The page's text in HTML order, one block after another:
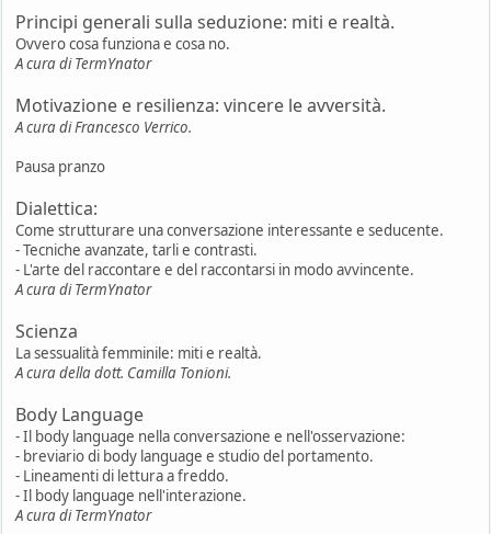
Principi generali sulla seduzione: miti e realtà.
Ovvero cosa funziona e cosa no.
A cura di TermYnator
Motivazione e resilienza: vincere le avversità.
A cura di Francesco Verrico.
Pausa pranzo
Dialettica:
Come strutturare una conversazione interessante e seducente.
- Tecniche avanzate, tarli e contrasti.
- L'arte del raccontare e del raccontarsi in modo avvincente.
A cura di TermYnator
Scienza
La sessualità femminile: miti e realtà.
A cura della dott. Camilla Tonioni.
Body Language
- Il body language nella conversazione e nell'osservazione:
- breviario di body language e studio del portamento.
- Lineamenti di lettura a freddo.
- Il body language nell'interazione.
A cura di TermYnator